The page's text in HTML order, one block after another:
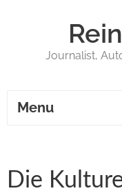
Journalist,
Menu
Die